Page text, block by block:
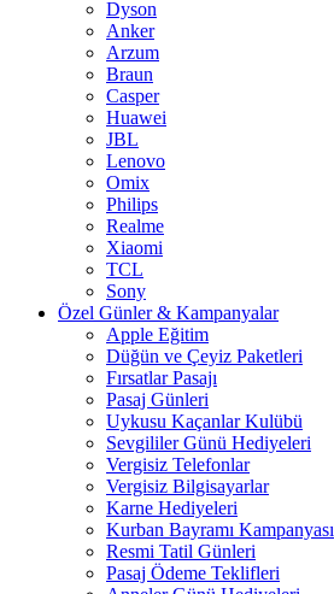
Dyson
Anker
Arzum
Braun
Casper
Huawei
JBL
Lenovo
Omix
Philips
Realme
Xiaomi
TCL
Sony
Özel Günler & Kampanyalar
Apple Eğitim
Düğün ve Çeyiz Paketleri
Fırsatlar Pasajı
Pasaj Günleri
Uykusu Kaçanlar Kulübü
Sevgililer Günü Hediyeleri
Vergisiz Telefonlar
Vergisiz Bilgisayarlar
Karne Hediyeleri
Kurban Bayramı Kampanyası
Resmi Tatil Günleri
Pasaj Ödeme Teklifleri